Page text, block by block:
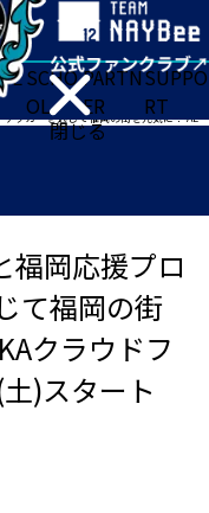
閉じる
SCHO
OL
PARTN
ER
SUPPO
RT
！ ALL FUKUOKAクラウドファンディングを８/２９(土)スタート
岡応援プロ
て福岡の街
クラウドフ
)スタート